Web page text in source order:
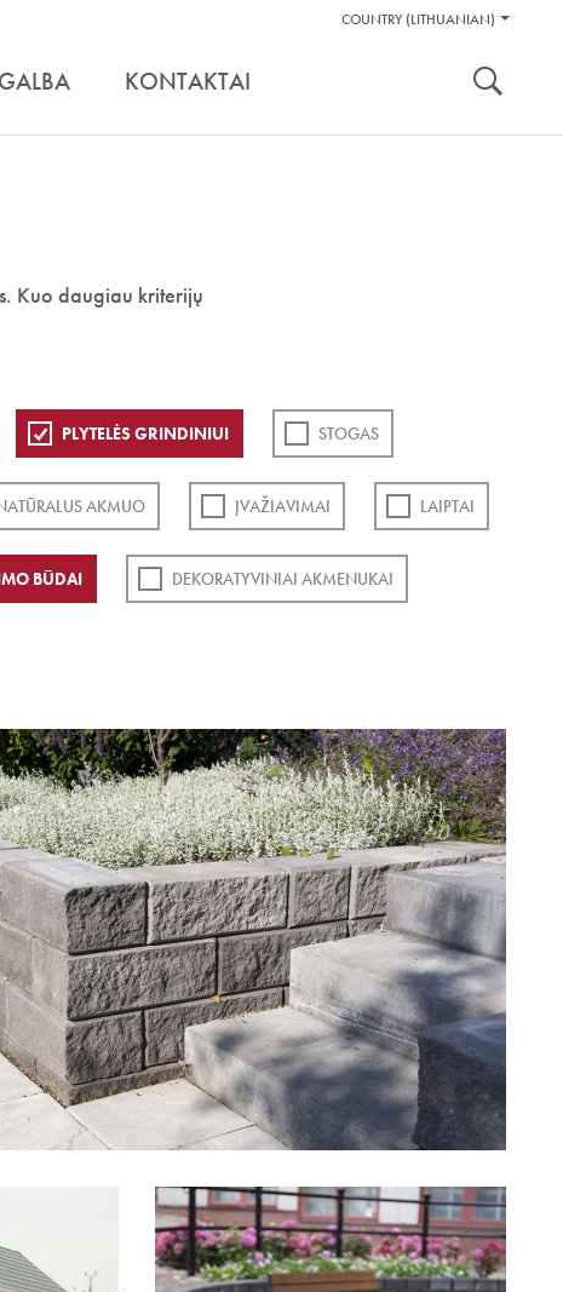
Pagalbos
COUNTRY (LITHUANIAN)
KONTAKTAI
Kuo daugiau kriterijų
PLYTELĖS GRINDINIUI STOGAS
AKMUO ĮVAŽIAVIMAI LAIPTAI
BŪDAI DEKORATYVINIAI AKMENUKAI